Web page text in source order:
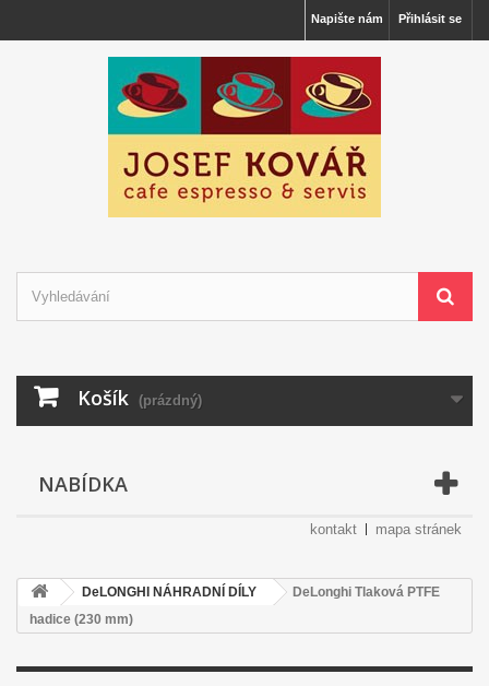
Přihlásit se
Napište nám
Košík (prázdný)
NABÍDKA
kontakt mapa stránek
DeLONGHI NÁHRADNÍ DÍLY
DeLonghi Tlaková PTFE
hadice (230 mm)